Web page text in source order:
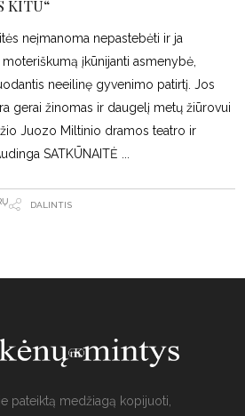
KITU“
neįmanoma nepastebėti ir ja
įkūnijanti asmenybė,
neeilinę gyvenimo patirtį. Jos
gerai žinomas ir daugelį metų žiūrovui
Juozo Miltinio dramos teatro ir
SATKŪNAITĖ
DALINTIS
pateiktą medžiagą kopijuoti,